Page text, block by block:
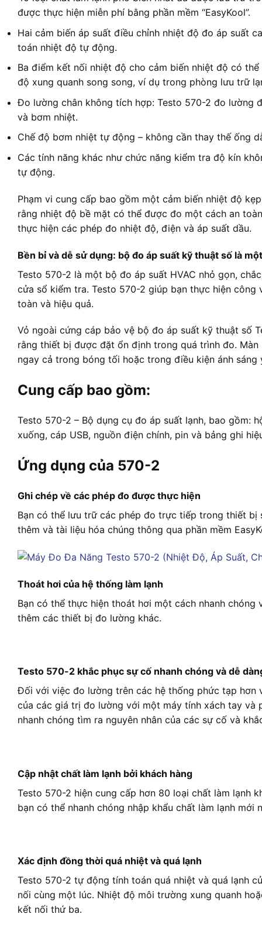
được thực hiện miễn phí bằng phần mềm “EasyKool”.
Hai cảm biến áp suất điều chỉnh nhiệt độ đo áp suất
toán nhiệt độ tự động.
Ba điểm kết nối nhiệt độ cho cảm biến nhiệt độ có
độ xung quanh song song, ví dụ trong phòng lưu trữ
Đo lường chân không tích hợp: Testo 570-2 đo lường
và bơm nhiệt.
Chế độ bơm nhiệt tự động – không cần thay thế ống
Các tính năng khác như chức năng kiểm tra độ kín
tự động.
Phạm vi cung cấp bao gồm một cảm biến nhiệt độ
rằng nhiệt độ bề mặt có thể được đo một cách an
thực hiện các phép đo nhiệt độ, điện và áp suất dầu.
Bền bỉ và dễ sử dụng: bộ đo áp suất kỹ thuật số là
Testo 570-2 là một bộ đo áp suất HVAC nhỏ gọn,
cửa sổ kiểm tra. Testo 570-2 giúp bạn thực hiện
toàn và hiệu quả.
Vỏ ngoài cứng cáp bảo vệ bộ đo áp suất kỹ thuật số
rằng thiết bị được đặt ổn định trong quá trình đo.
ngay cả trong bóng tối hoặc trong điều kiện ánh sáng
Cung cấp bao gồm:
Testo 570-2 – Bộ dụng cụ đo áp suất lạnh, bao gồm:
xuống, cáp USB, nguồn điện chính, pin và bảng ghi
Ứng dụng của 570-2
Ghi chép về các phép đo được thực hiện
Bạn có thể lưu trữ các phép đo trực tiếp trong thiết
thêm và tài liệu hóa chúng thông qua phần mềm
Thoát hơi của hệ thống làm lạnh
Bạn có thể thực hiện thoát hơi một cách nhanh
thêm các thiết bị đo lường khác.
Testo 570-2 khắc phục sự cố nhanh chóng và dễ
Đối với việc đo lường trên các hệ thống phức tạp
của các giá trị đo lường với một máy tính xách tay và
nhanh chóng tìm ra nguyên nhân của các sự cố và
Cập nhật chất làm lạnh bởi khách hàng
Testo 570-2 hiện cung cấp hơn 80 loại chất làm lạnh
bạn có thể nhanh chóng nhập khẩu chất làm lạnh mới
Xác định đồng thời quá nhiệt và quá lạnh
Testo 570-2 tự động tính toán quá nhiệt và quá lạnh
nối cùng một lúc. Nhiệt độ môi trường xung quanh
kết nối thứ ba.